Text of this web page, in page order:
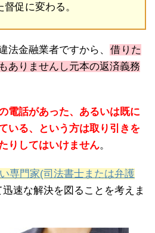
促に変わる。
法金融業者ですから、
借りた
ありませんし元本の返済義務
電話があった、あるいは既に
いる、という方は取り引きを
りしてはいけません。
い専門家(司法書士または弁護
迅速な解決を図ることを考えま